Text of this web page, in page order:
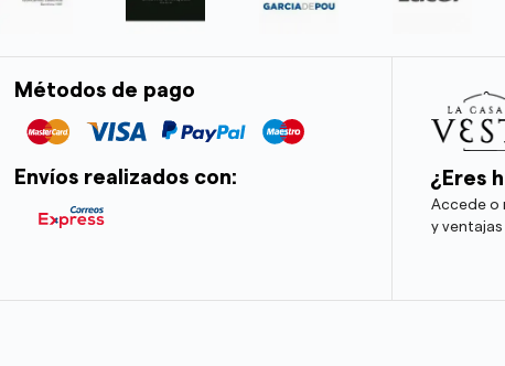
Métodos de pago
Envíos realizados con: ¿Eres
Accede o
y